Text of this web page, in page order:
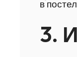
в
3.